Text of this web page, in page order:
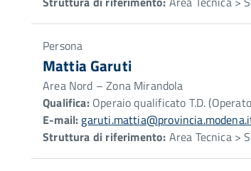
Persona
Mattia Garuti
Area Nord – Zona Mirandola
Qualifica:Operaio qualificato T.D.
E-mail:
Struttura di riferimento: Area Tecnica >